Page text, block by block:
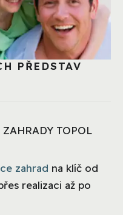
PŘEDSTAV
TOPOL
zahrad na klíč od
realizaci až po